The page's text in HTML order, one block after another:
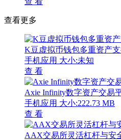
查看更多
K豆虚拟币钱包多重资产支
手机应用 大小:未知
查 看
Axie Infinity数字资产交易
手机应用 大小:222.73 MB
查 看
AAX交易所灵活杠杆与安